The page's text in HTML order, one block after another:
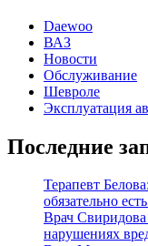
Daewoo
ВАЗ
Новости
Обслуживание
Шевроле
Эксплуатация
Последние
Терапевт
обязательно
Врач
нарушениях